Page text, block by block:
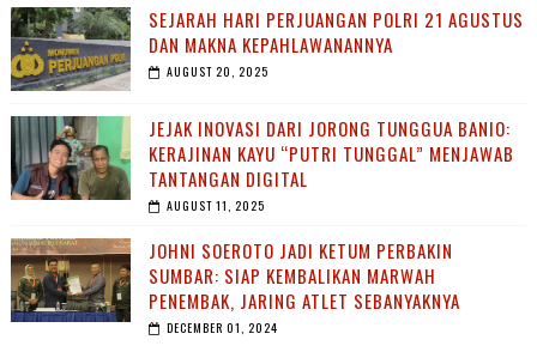
SEJARAH HARI PERJUANGAN POLRI 21 AGUSTUS
DAN MAKNA KEPAHLAWANANNYA
AUGUST 20, 2025
JEJAK INOVASI DARI JORONG TUNGGUA BANIO:
KERAJINAN KAYU “PUTRI TUNGGAL” MENJAWAB
TANTANGAN DIGITAL
AUGUST 11, 2025
JOHNI SOEROTO JADI KETUM PERBAKIN
SUMBAR: SIAP KEMBALIKAN MARWAH
PENEMBAK, JARING ATLET SEBANYAKNYA
DECEMBER 01, 2024